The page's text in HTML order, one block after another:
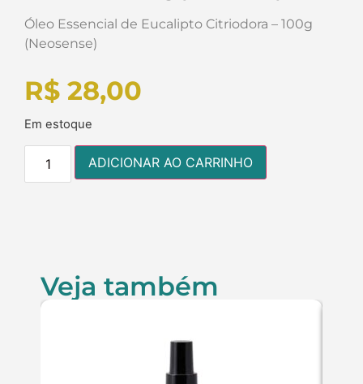
Óleo Essencial de Eucalipto Citriodora – 100g
(Neosense)
R$ 28,00
Em estoque
ADICIONAR AO CARRINHO
Veja também